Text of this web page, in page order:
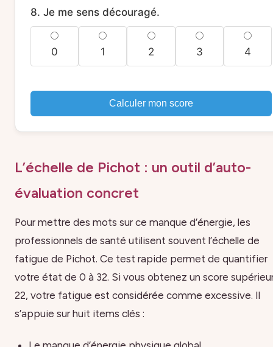
8. Je me sens découragé.
0 1 2 3 4
Calculer mon score
L’échelle de Pichot : un outil d’auto-
évaluation concret
Pour mettre des mots sur ce manque d’énergie, les
professionnels de santé utilisent souvent l’échelle de
fatigue de Pichot. Ce test rapide permet de quantifier
votre état de 0 à 32. Si vous obtenez un score
22, votre fatigue est considérée comme excessive. Il
s’appuie sur huit items clés :